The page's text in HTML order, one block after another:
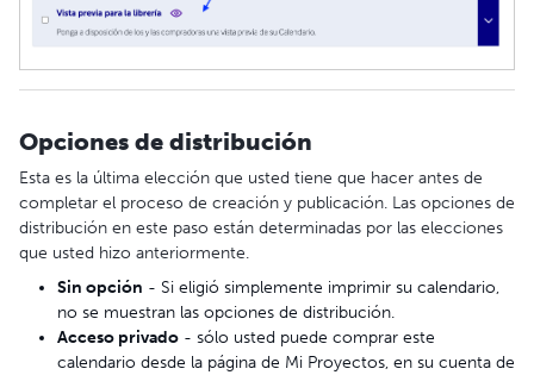
Opciones de distribución
Esta es la última elección que usted tiene que hacer antes de
completar el proceso de creación y publicación. Las opciones de
distribución en este paso están determinadas por las elecciones
que usted hizo anteriormente.
Sin opción - Si eligió simplemente imprimir su calendario,
no se muestran las opciones de distribución.
Acceso privado - sólo usted puede comprar este
calendario desde la página de Mi Proyectos, en su cuenta de